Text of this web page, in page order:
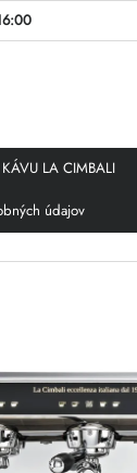
LA CIMBALI
údajov
LA CIMBALI